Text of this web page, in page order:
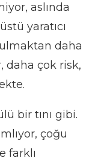
aslında
yaratıcı
daha
daha çok risk,
bir tını gibi.
çoğu
farklı